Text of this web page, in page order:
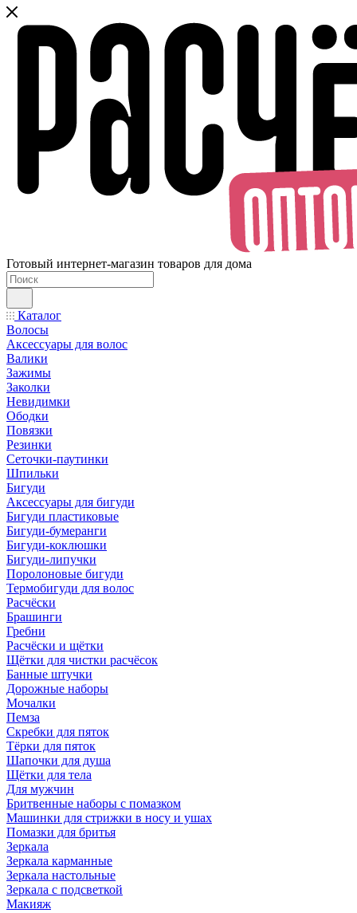
Готовый интернет-магазин товаров для дома
Каталог
Волосы
Аксессуары для волос
Валики
Зажимы
Заколки
Невидимки
Ободки
Повязки
Резинки
Сеточки-паутинки
Шпильки
Бигуди
Аксессуары для бигуди
Бигуди пластиковые
Бигуди-бумеранги
Бигуди-коклюшки
Бигуди-липучки
Поролоновые бигуди
Термобигуди для волос
Расчёски
Брашинги
Гребни
Расчёски и щётки
Щётки для чистки расчёсок
Банные штучки
Дорожные наборы
Мочалки
Пемза
Скребки для пяток
Тёрки для пяток
Шапочки для душа
Щётки для тела
Для мужчин
Бритвенные наборы с помазком
Машинки для стрижки в носу и ушах
Помазки для бритья
Зеркала
Зеркала карманные
Зеркала настольные
Зеркала с подсветкой
Макияж